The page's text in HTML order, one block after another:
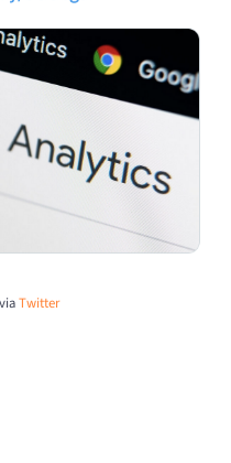
Twitter